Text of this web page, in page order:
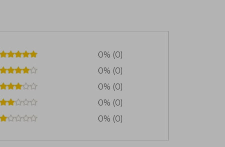
0% (0)
0% (0)
0% (0)
0% (0)
0% (0)